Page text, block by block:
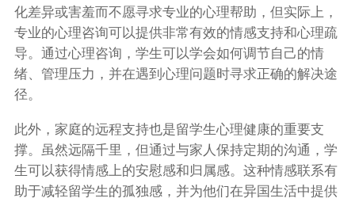
化差异或害羞而不愿寻求专业的心理帮助，但实际上，
专业的心理咨询可以提供非常有效的情感支持和心理疏
导。通过心理咨询，学生可以学会如何调节自己的情
绪、管理压力，并在遇到心理问题时寻求正确的解决途
径。
此外，家庭的远程支持也是留学生心理健康的重要支
撑。虽然远隔千里，但通过与家人保持定期的沟通，学
生可以获得情感上的安慰感和归属感。这种情感联系有
助于减轻留学生的孤独感，并为他们在异国生活中提供